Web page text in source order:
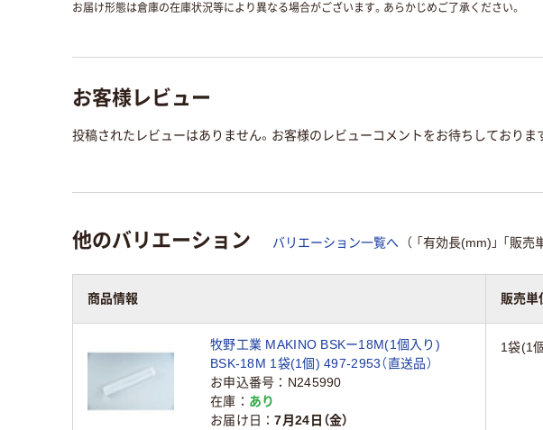
お届け形態は倉庫の在庫状況等により異なる場合がございます。あらかじめご了承ください。
お客様レビュー
投稿されたレビューはありません。お客様のレビューコメントをお待ちしておりま
他のバリエーション バリエーション一覧へ （ 「有効長(mm)」 「販売
商品情報 販売単
牧野工業 MAKINO BSKー18M(1個入り)
BSK-18M 1袋(1個) 497-2953（直送品）
お申込番号
N245990
在庫
あり
お届け日
7月24日（金）
1袋(1